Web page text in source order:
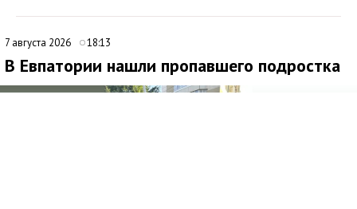
7 августа 2026 18:13
В Евпатории нашли пропавшего подростка